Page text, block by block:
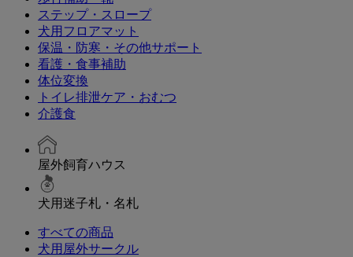
ステップ・スロープ
犬用フロアマット
保温・防寒・その他サポート
看護・食事補助
体位変換
トイレ排泄ケア・おむつ
介護食
屋外飼育ハウス
犬用迷子札・名札
すべての商品
犬用屋外サークル